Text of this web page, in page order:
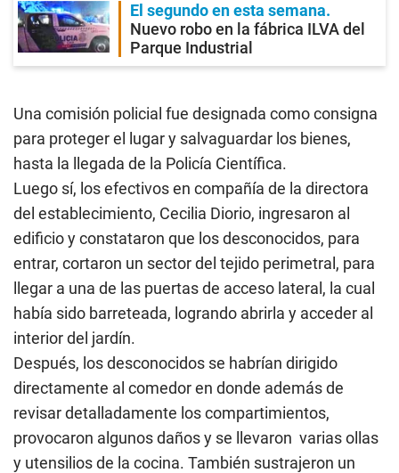
El segundo en esta semana
Nuevo robo en la fábrica ILVA del
Parque Industrial
Una comisión policial fue designada como consigna
para proteger el lugar y salvaguardar los bienes,
hasta la llegada de la Policía Científica.
Luego sí, los efectivos en compañía de la directora
del establecimiento, Cecilia Diorio, ingresaron al
edificio y constataron que los desconocidos, para
entrar, cortaron un sector del tejido perimetral, para
llegar a una de las puertas de acceso lateral, la cual
había sido barreteada, logrando abrirla y acceder al
interior del jardín.
Después, los desconocidos se habrían dirigido
directamente al comedor en donde además de
revisar detalladamente los compartimientos,
provocaron algunos daños y se llevaron varias ollas
y utensilios de la cocina. También sustrajeron un